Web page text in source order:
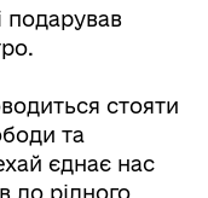
подарував
стояти
та
єднає нас
до рідного